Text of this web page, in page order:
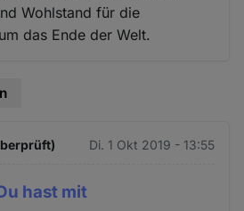
Wohlstand für die
das Ende der Welt.
Di. 1 Okt 2019 - 13:55
hast mit